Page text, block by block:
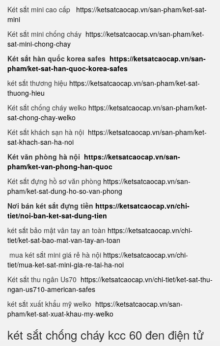
Két sắt mini cao cấp https://ketsatcaocap.vn/san-pham/ket-sat-
mini
Két sắt mini chống cháy https://ketsatcaocap.vn/san-pham/ket-
sat-mini-chong-chay
Két sắt hàn quốc korea safes https://ketsatcaocap.vn/san-
pham/ket-sat-han-quoc-korea-safes
két sắt thương hiệu https://ketsatcaocap.vn/san-pham/ket-sat-
thuong-hieu
Két sắt chống cháy welko https://ketsatcaocap.vn/san-pham/ket-
sat-chong-chay-welko
Két sắt khách sạn hà nội https://ketsatcaocap.vn/san-pham/ket-
sat-khach-san-ha-noi
Két văn phòng hà nội https://ketsatcaocap.vn/san-
pham/ket-van-phong-han-quoc
Két sắt đựng hồ sơ văn phòng https://ketsatcaocap.vn/san-
pham/ket-sat-dung-ho-so-van-phong
Nơi bán két sắt đựng tiền https://ketsatcaocap.vn/chi-
tiet/noi-ban-ket-sat-dung-tien
két sắt bảo mật vân tay an toàn https://ketsatcaocap.vn/chi-
tiet/ket-sat-bao-mat-van-tay-an-toan
mua két sắt mini giá rẻ hà nội https://ketsatcaocap.vn/chi-
tiet/mua-ket-sat-mini-gia-re-tai-ha-noi
Két sắt thu ngân Us70 https://ketsatcaocap.vn/chi-tiet/ket-sat-thu-
ngan-us710-american-safes
két sắt xuất khẩu mỹ welko https://ketsatcaocap.vn/san-
pham/ket-sat-xuat-khau-my-welko
két sắt chống cháy kcc 60 đen điện tử